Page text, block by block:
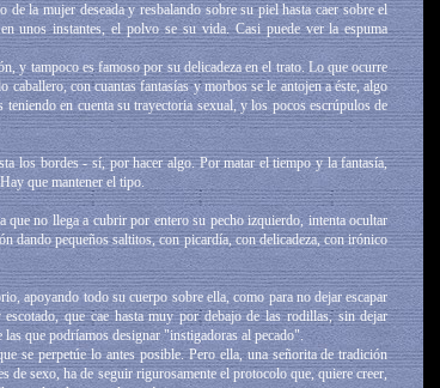
la mujer deseada y resbalando sobre su piel hasta caer sobre el
unos instantes, el polvo se su vida. Casi puede ver la espuma
y tampoco es famoso por su delicadeza en el trato. Lo que ocurre
caballero, con cuantas fantasías y morbos se le antojen a éste, algo
en cuenta su trayectoria sexual, y los pocos escrúpulos de
los bordes - sí, por hacer algo. Por matar el tiempo y la fantasía,
que mantener el tipo.
que no llega a cubrir por entero su pecho izquierdo, intenta ocultar
dando pequeños saltitos, con picardía, con delicadeza, con irónico
apoyando todo su cuerpo sobre ella, como para no dejar escapar
que cae hasta muy por debajo de las rodillas, sin dejar
que podríamos designar "instigadoras al pecado".
se perpetúe lo antes posible. Pero ella, una señorita de tradición
de sexo, ha de seguir rigurosamente el protocolo que, quiere creer,